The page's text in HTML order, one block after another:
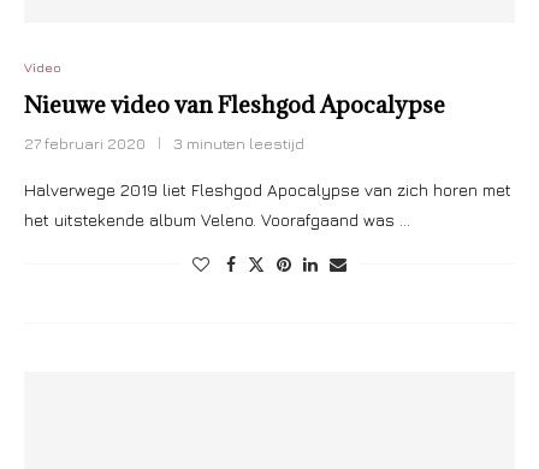
Video
Nieuwe video van Fleshgod Apocalypse
27 februari 2020 3 minuten leestijd
Halverwege 2019 liet Fleshgod Apocalypse van zich horen met
het uitstekende album Veleno. Voorafgaand was …